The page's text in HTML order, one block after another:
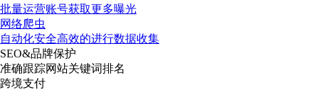
批量运营账号获取更多曝光
网络爬虫
自动化安全高效的进行数据收集
SEO&品牌保护
准确跟踪网站关键词排名
跨境支付